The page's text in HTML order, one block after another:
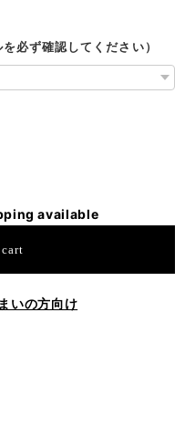
必ず確認してください）
available
いの方向け